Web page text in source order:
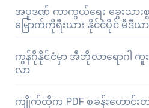
အပူဒဏ် ကာကွယ်ရေး ခွေးသား
မြောက်ကိုရီးယား နိုင်ငံပိုင် မီဒီ
ကွန်ဂိုနိုင်ငံမှာ အီဘိုလာရောဂါ ကူ
လာ
ကျိုက်ထိုက PDF စခန်းဟောင်း